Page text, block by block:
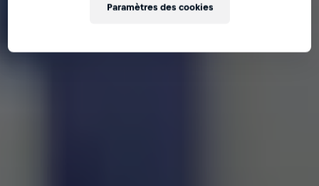
Paramètres des cookies